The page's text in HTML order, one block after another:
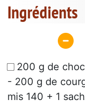
Ingrédients
200 g de
- 200 g de
mis 140 + 1